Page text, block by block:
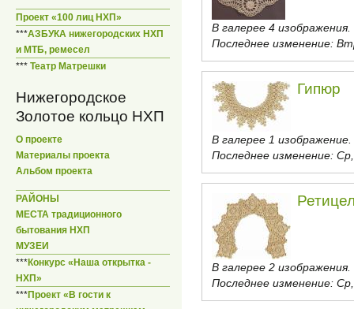
Проект «100 лиц НХП»
***АЗБУКА нижегородских НХП
и МТБ, ремесел
*** Театр Матрешки
Нижегородское
Золотое кольцо НХП
О проекте
Материалы проекта
Альбом проекта
РАЙОНЫ
МЕСТА традиционного
бытования НХП
МУЗЕИ
***Конкурс «Наша открытка -
НХП»
***Проект «В гости к
В галерее 4 изображения.
Последнее изменение:
Гипюр
В галерее 1 изображение.
Последнее изменение:
В галерее 2 изображения.
Последнее изменение: